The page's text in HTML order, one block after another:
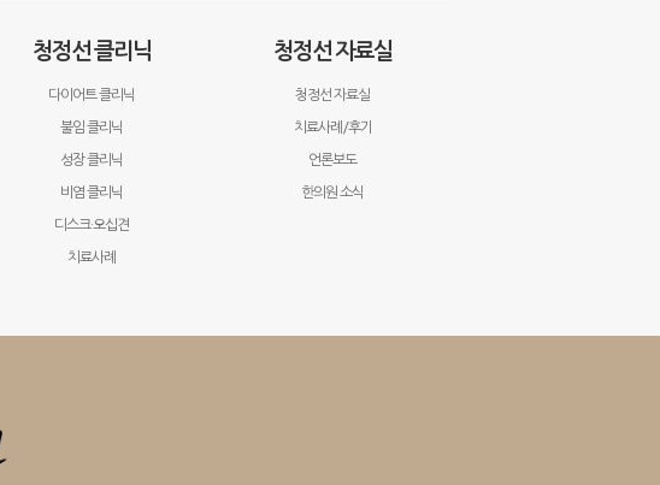
청정선 클리닉
다이어트 클리닉
불임 클리닉
성장 클리닉
비염 클리닉
디스크·오십견
치료사례
청정선 자료실
청정선 자료실
치료사례/후기
언론보도
한의원 소식